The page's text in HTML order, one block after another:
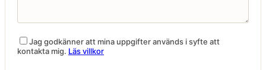
Jag godkänner att mina uppgifter används i syfte att
kontakta mig. Läs villkor